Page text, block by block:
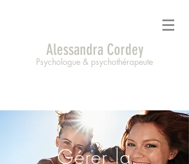
Alessandra Cordey
Psychologue & psychothérapeute
Gérer la